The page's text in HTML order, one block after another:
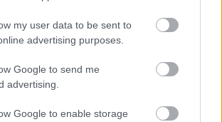
my user data to be sent to
advertising purposes.
Google to send me
advertising.
Google to enable storage